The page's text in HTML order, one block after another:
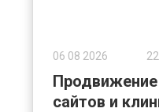
06 08 2026
сайтов и